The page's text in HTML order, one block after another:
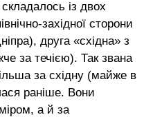
із двох
західної сторони
друга «східна» з
за течією). Так звана
за східну (майже в
раніше. Вони
а й за